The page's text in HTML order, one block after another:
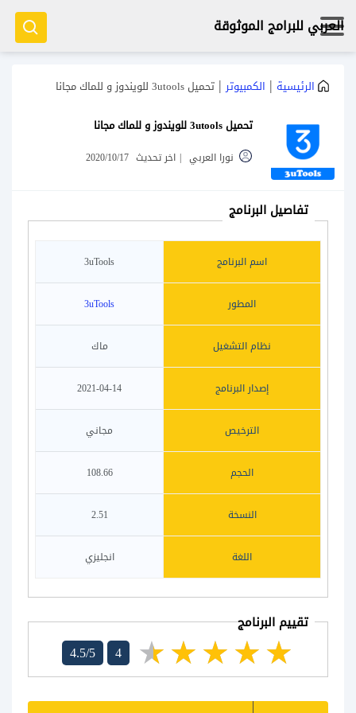
العربي للبرامج الموثوقة
الرئيسية | الكمبيوتر | تحميل 3utools للويندوز و للماك مجانا
تحميل 3utools للويندوز و للماك مجانا
نورا العربي | اخر تحديث 2020/10/17
تفاصيل البرنامج
اسم البرنامج 3uTools
المطور 3uTools
نظام التشغيل ماك
إصدار البرنامج 2021-04-14
الترخيص مجاني
الحجم 108.66
النسخة 2.51
اللغة انجليزي
تقييم البرنامج
4.5/5 4